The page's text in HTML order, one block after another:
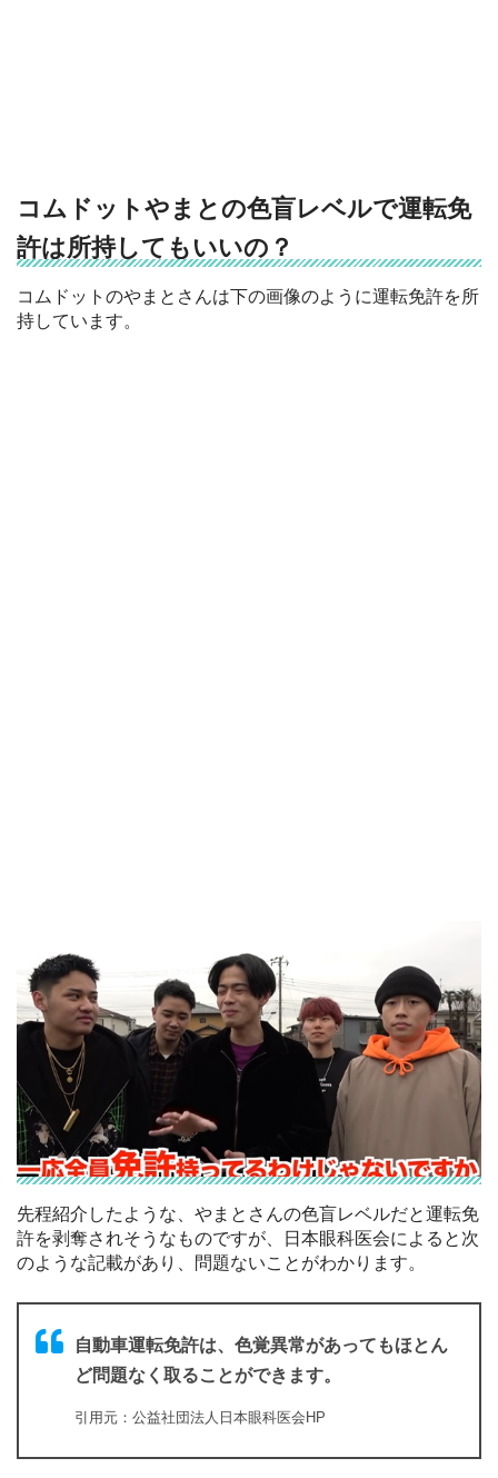
コムドットやまとの色盲レベルで運転免
許は所持してもいいの？
コムドットのやまとさんは下の画像のように運転免許を所
持しています。
先程紹介したような、やまとさんの色盲レベルだと運転免
許を剥奪されそうなものですが、日本眼科医会によると次
のような記載があり、問題ないことがわかります。
自動車運転免許は、色覚異常があってもほとん
ど問題なく取ることができます。
引用元：公益社団法人日本眼科医会HP